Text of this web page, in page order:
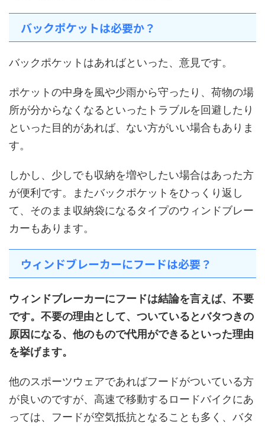
バックポケットは必要か？
バックポケットはあればといった、意見です。
ポケットの中身を風や少雨から守ったり、荷物の場
所が分からなくなるといったトラブルを回避したり
といった目的があれば、ない方がいい場合もありま
す。
しかし、少しでも収納を増やしたい場合はあった方
が便利です。またバックポケットをひっくり返し
て、そのまま収納袋になるタイプのウィンドブレー
カーもあります。
ウィンドブレーカーにフードは必要？
ウィンドブレーカーにフードは結論を言えば、不要
です。不要の理由として、ついているとバタつきの
原因になる、他のもので代用ができるといった理由
を挙げます。
他のスポーツウェアであればフードがついている方
が良いのですが、高速で移動するロードバイクにあ
っては、フードが空気抵抗となることも多く、バタ